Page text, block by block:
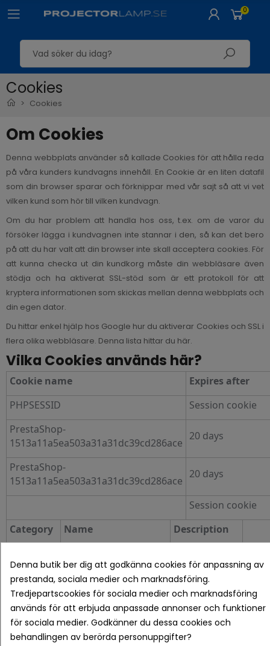
0
Cookies
Cookies
Om Cookies
Denna webbplats använder så kallade Cookies för att hålla reda
på våra kunders kundvagns innehåll. En Cookie är en liten datafil
som din browser sparar och förknippar med vår sajt så att vi vet
vilken kund som hör till vilken kundvagn.
Om du har problem att handla hos oss, t.ex. om de varor du
försöker lägga i kundvagnen inte stannar i den, så kan det bero
på att du har valt att din browser inte skall acceptera cookies. För
att kunna checka ut din kundkorg måste din webbläsare även
stödja och ha aktiverat SSL-stöd som är ett protokoll för att
kryptera informationen som skickas mellan denna webbplats och
din egen dator.
Du hittar enkel hjälp hos Google hur du aktiverar Cookies och SSL i
flera olika webbläsare. Denna lista hittar du här.
Vilka Cookies används här?
Cookie name
Expires after
PHPSESSID
Session cookie
PrestaShop-
1513a11a5ea503a31a31dc39cd286ace
20 days
PrestaShop-
1513a11a5ea503a31a31dc39cd286ace
20 days
Session cookie
Category
Name Description
Marketing
DoubleClick (owned
by Google)
on the
website and
show you
rele...
Facebook is a
Denna butik ber dig att godkänna cookies för anpassning av
prestanda, sociala medier och marknadsföring.
Tredjepartscookies för sociala medier och marknadsföring
används för att erbjuda anpassade annonser och funktioner
för sociala medier. Godkänner du dessa cookies och
behandlingen av berörda personuppgifter?